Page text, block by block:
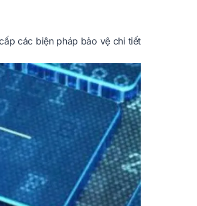
các biện pháp bảo vệ chi tiết